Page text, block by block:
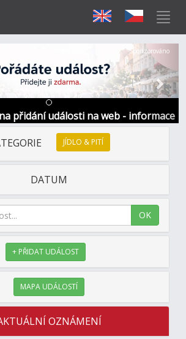
přidání události na web - informace
Další
Sponzorováno
JÍDLO & PITÍ
DATUM
OK
+ PŘIDAT UDÁLOST
MAPA UDÁLOSTÍ
OZNÁMENÍ